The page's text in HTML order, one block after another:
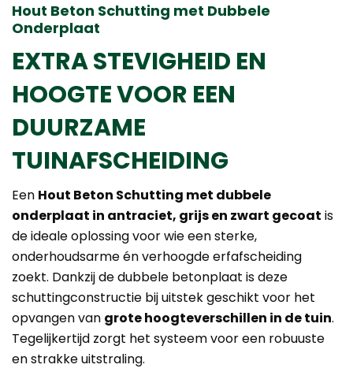
Hout Beton Schutting met Dubbele
Onderplaat
EXTRA STEVIGHEID EN
HOOGTE VOOR EEN
DUURZAME
TUINAFSCHEIDING
Een Hout Beton Schutting met dubbele
onderplaat in antraciet, grijs en zwart gecoat is
de ideale oplossing voor wie een sterke,
onderhoudsarme én verhoogde erfafscheiding
zoekt. Dankzij de dubbele betonplaat is deze
schuttingconstructie bij uitstek geschikt voor het
opvangen van grote hoogteverschillen in de tuin.
Tegelijkertijd zorgt het systeem voor een robuuste
en strakke uitstraling.